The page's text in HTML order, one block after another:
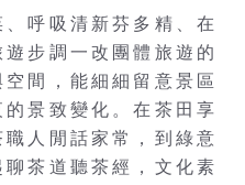
呼吸清新芬多精、在
步調一改團體旅遊的
間，能細細留意景區
景致變化。在茶田享
人閒話家常，到綠意
茶道聽茶經，文化素